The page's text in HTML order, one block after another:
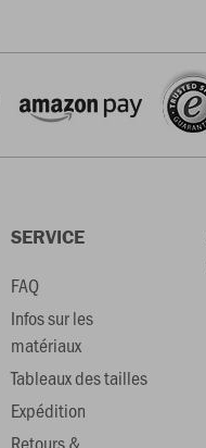
SERVICE
FAQ
Infos sur les
matériaux
Tableaux des tailles
Expédition